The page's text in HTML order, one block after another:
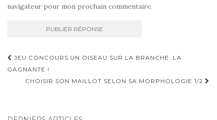
navigateur pour mon prochain commentaire.
Navigation
d'article
JEU CONCOURS UN OISEAU SUR LA BRANCHE: LA
GAGNANTE !
CHOISIR SON MAILLOT SELON SA MORPHOLOGIE 1/2